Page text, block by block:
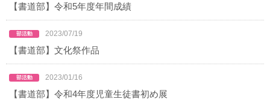
【書道部】令和5年度年間成績
2023/07/19
【書道部】文化祭作品
2023/01/16
【書道部】令和4年度児童生徒書初め展